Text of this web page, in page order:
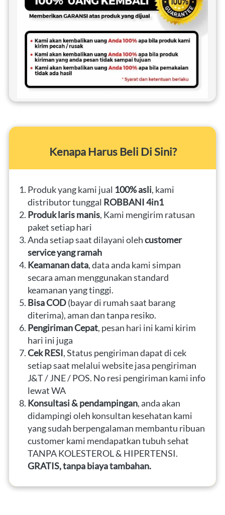
Kenapa Harus Beli Di Sini?
Produk yang kami jual 100% asli, kami
distributor tunggal ROBBANI 4in1
Produk laris manis, Kami mengirim ratusan
paket setiap hari
Anda setiap saat dilayani oleh customer
service yang ramah
Keamanan data, data anda kami simpan
secara aman menggunakan standard
keamanan yang tinggi.
Bisa COD (bayar di rumah saat barang
diterima), aman dan tanpa resiko.
Pengiriman Cepat, pesan hari ini kami kirim
hari ini juga
Cek RESI, Status pengiriman dapat di cek
setiap saat melalui website jasa pengiriman
J&T / JNE / POS. No resi pengiriman kami info
lewat WA
Konsultasi & pendampingan, anda akan
didampingi oleh konsultan kesehatan kami
yang sudah berpengalaman membantu ribuan
customer kami mendapatkan tubuh sehat
GRATIS, tanpa biaya tambahan.